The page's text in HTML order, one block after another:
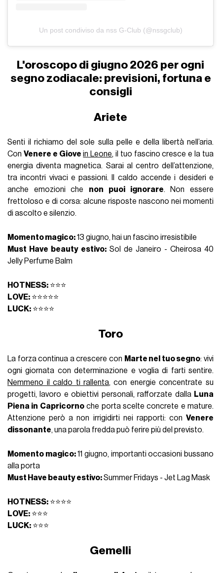
Un post condiviso da nss G-Club (@nssgclub)
L'oroscopo di giugno 2026 per ogni
segno zodiacale: previsioni, fortuna e
consigli
Ariete
Senti il richiamo del sole sulla pelle e della libertà nell’aria.
Con Venere e Giove in Leone, il tuo fascino cresce e la tua
energia diventa magnetica. Sarai al centro dell’attenzione,
tra incontri vivaci e passioni. Il caldo accende i desideri e
anche emozioni che non puoi ignorare. Non essere
frettoloso e di corsa: alcune risposte nascono nei momenti
di ascolto e silenzio.
Momento magico:13 giugno, hai un fascino irresistibile
Must Have beauty estivo: Sol de Janeiro - Cheirosa 40
Jelly Perfume Balm
HOTNESS: ⭐⭐⭐
LOVE: ⭐⭐⭐⭐⭐
LUCK: ⭐⭐⭐⭐
Toro
La forza continua a crescere con Marte nel tuo segno: vivi
ogni giornata con determinazione e voglia di farti sentire.
Nemmeno il caldo ti rallenta, con energie concentrate su
progetti, lavoro e obiettivi personali, rafforzate dalla Luna
Piena in Capricornoche porta scelte concrete e mature.
Attenzione però a non irrigidirti nei rapporti: con Venere
dissonante, una parola fredda può ferire più del previsto.
Momento magico:11 giugno, importanti occasioni bussano
alla porta
Must Have beauty estivo:Summer Fridays - Jet Lag Mask
HOTNESS: ⭐⭐⭐⭐
LOVE: ⭐⭐⭐
LUCK: ⭐⭐⭐
Gemelli